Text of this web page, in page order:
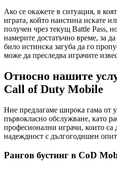
Ако се окажете в ситуация, в
играта, който наистина искате
получен чрез текущ Battle Pass,
намерите достатъчно време, за
било истинска загуба да го
може да преследва играчите
Относно нашите
Call of Duty Mobile
Ние предлагаме широка гама от
първокласно обслужване, като
професионални играчи, които са
надеждност с дългогодишен
Рангов бустинг в CoD